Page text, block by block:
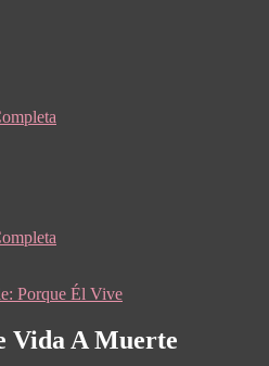
Porque Él Vive
Vida A Muerte